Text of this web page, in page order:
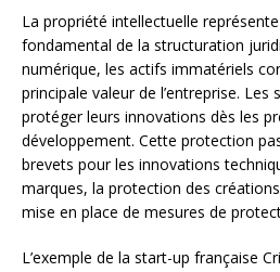
La propriété intellectuelle
fondamental de la structuration
numérique, les actifs immatériels
principale valeur de l’entreprise.
protéger leurs innovations dès les
développement. Cette protection
brevets pour les innovations
marques, la protection des
mise en place de mesures de
L’exemple de la start-up française